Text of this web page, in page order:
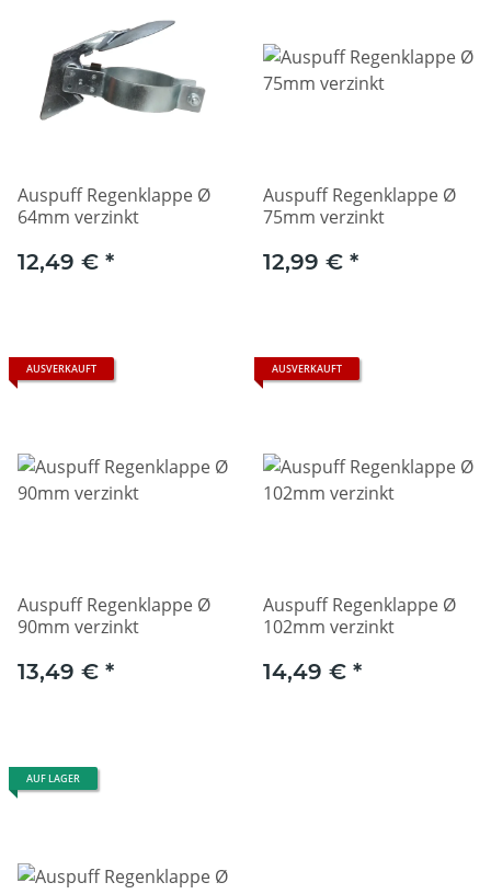
Auspuff Regenklappe Ø
64mm verzinkt
12,49 € *
Auspuff Regenklappe Ø
75mm verzinkt
12,99 € *
AUSVERKAUFT
Auspuff Regenklappe Ø
90mm verzinkt
13,49 € *
AUSVERKAUFT
Auspuff Regenklappe Ø
102mm verzinkt
14,49 € *
AUF LAGER